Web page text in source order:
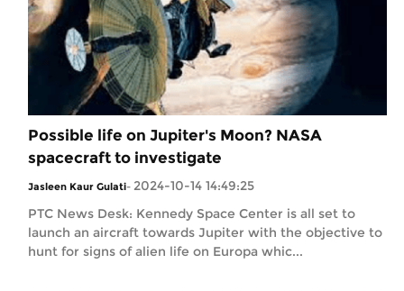
Possible life on Jupiter's Moon? NASA
spacecraft to investigate
Jasleen Kaur Gulati- 2024-10-14 14:49:25
PTC News Desk: Kennedy Space Center is all set to
launch an aircraft towards Jupiter with the objective to
hunt for signs of alien life on Europa whic...